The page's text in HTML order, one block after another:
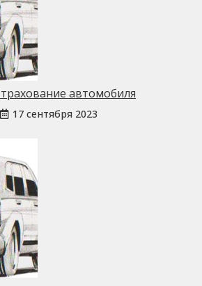
автомобиля
17 сентября 2023